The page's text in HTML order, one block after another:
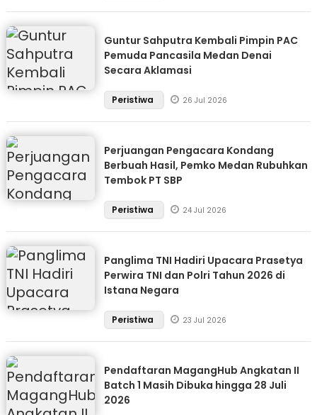
Guntur Sahputra Kembali Pimpin PAC
Pemuda Pancasila Medan Denai
Secara Aklamasi
Peristiwa 26 Jul 2026
Perjuangan Pengacara Kondang
Berbuah Hasil, Pemko Medan Rubuhkan
Tembok PT SBP
Peristiwa 24 Jul 2026
Panglima TNI Hadiri Upacara Prasetya
Perwira TNI dan Polri Tahun 2026 di
Istana Negara
Peristiwa 23 Jul 2026
Pendaftaran MagangHub Angkatan II
Batch 1 Masih Dibuka hingga 28 Juli
2026